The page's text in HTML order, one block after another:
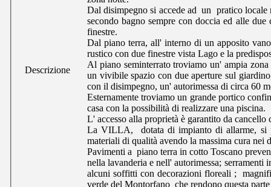
Descrizione
Dal disimpegno si accede ad un pratico locale
secondo bagno sempre con doccia ed alle
finestre.
Dal piano terra, all' interno di un apposito
rustico con due finestre vista Lago e la
Al piano seminterrato troviamo un' ampia
un vivibile spazio con due aperture sul
con il disimpegno, un' autorimessa di circa 60
Esternamente troviamo un grande portico
casa con la possibilità di realizzare una piscina.
L' accesso alla proprietà è garantito da
La VILLA, dotata di impianto di allarme, si
materiali di qualità avendo la massima cura
Pavimenti a piano terra in cotto Toscano
nella lavanderia e nell' autorimessa;
alcuni soffitti con decorazioni floreali ;
verde del Montorfano che rendono questa